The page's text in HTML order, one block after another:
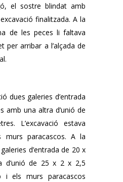
el sostre blindat amb
finalitzada. A la
de les peces li faltava
per arribar a l’alçada de
dues galeries d’entrada
amb una altra d’unió de
L’excavació estava
murs paracascos. A la
d’entrada de 20 x
d’unió de 25 x 2 x 2,5
i els murs paracascos